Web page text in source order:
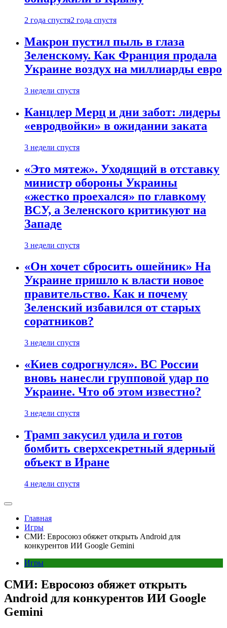
2 года спустя2 года спустя
Макрон пустил пыль в глаза
Зеленскому. Как Франция продала
Украине воздух на миллиарды евро
3 недели спустя
Канцлер Мерц и дни забот: лидеры
«евродвойки» в ожидании заката
3 недели спустя
«Это мятеж». Уходящий в отставку
министр обороны Украины
«жестко проехался» по главкому
ВСУ, а Зеленского критикуют на
Западе
3 недели спустя
«Он хочет сбросить ошейник» На
Украине пришло к власти новое
правительство. Как и почему
Зеленский избавился от старых
соратников?
3 недели спустя
«Киев содрогнулся». ВС России
вновь нанесли групповой удар по
Украине. Что об этом известно?
3 недели спустя
Трамп закусил удила и готов
бомбить сверхсекретный ядерный
объект в Иране
4 недели спустя
Главная
Игры
СМИ: Евросоюз обяжет открыть Android для
конкурентов ИИ Google Gemini
Игры
СМИ: Евросоюз обяжет открыть
Android для конкурентов ИИ Google
Gemini